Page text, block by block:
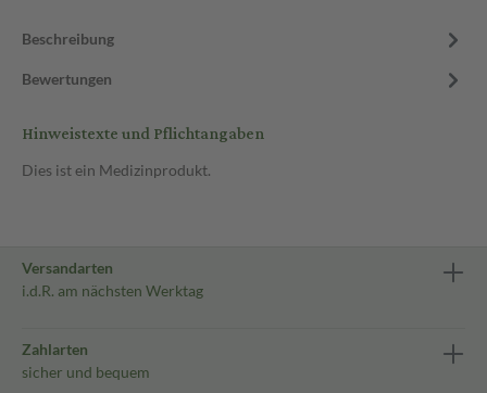
Beschreibung
Bewertungen
Hinweistexte und Pflichtangaben
Dies ist ein Medizinprodukt.
Versandarten
i.d.R. am nächsten Werktag
Zahlarten
sicher und bequem